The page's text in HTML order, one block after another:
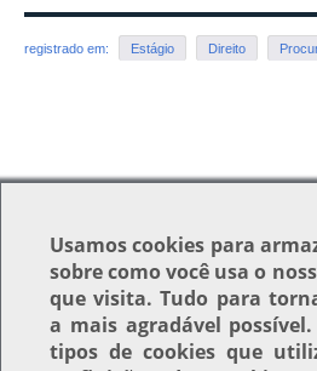
registrado em: Estágio Direito
Usamoscookies para
sobre como você usa o
que visita. Tudo para
a mais agradável
tipos de cookies que